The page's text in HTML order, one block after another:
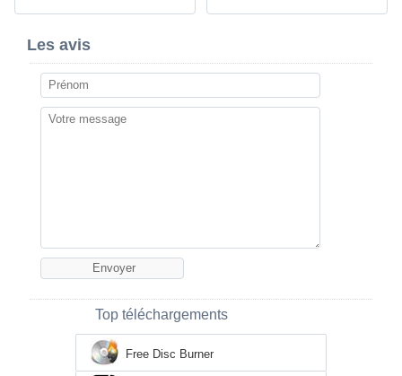
Les avis
Top téléchargements
Free Disc Burner